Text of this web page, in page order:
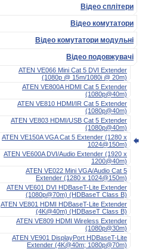
Відео сплітери
Відео комутатори
Відео комутатори модульні
Відео подовжувачі
ATEN VE066 Mini Cat 5 DVI Extender
(1080p @ 15m/1080i @ 20m)
ATEN VE800A HDMI Cat 5 Extender
(1080p@40m)
ATEN VE810 HDMI/IR Cat 5 Extender
(1080p@40m)
ATEN VE803 HDMI/USB Cat 5 Extender
(1080p@40m)
ATEN VE150A VGA Cat 5 Extender (1280 x
1024@150m)
ATEN VE600A DVI/Audio Extender (1920 x
1200@40m)
ATEN VE022 Mini VGA/Audio Cat 5
Extender (1280 x 1024@150m)
ATEN VE601 DVI HDBaseT-Lite Extender
(1080p@70m) (HDBaseT Class B)
ATEN VE801 HDMI HDBaseT-Lite Extender
(4K@40m) (HDBaseT Class B)
ATEN VE809 HDMI Wireless Extender
(1080p@30m)
ATEN VE901 DisplayPort HDBaseT-Lite
Extender (4K@40m; 1080p@70m)